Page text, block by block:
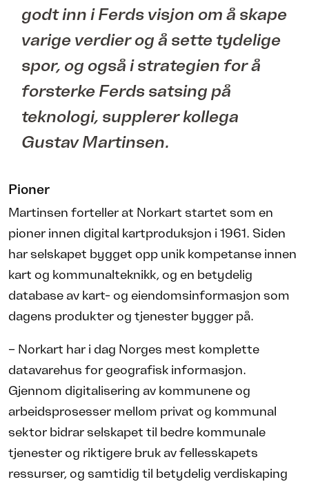
godt inn i Ferds visjon om å skape
varige verdier og å sette tydelige
spor, og også i strategien for å
forsterke Ferds satsing på
teknologi, supplerer kollega
Gustav Martinsen.
Pioner
Martinsen forteller at Norkart startet som en
pioner innen digital kartproduksjon i 1961. Siden
har selskapet bygget opp unik kompetanse innen
kart og kommunalteknikk, og en betydelig
database av kart- og eiendomsinformasjon som
dagens produkter og tjenester bygger på.
– Norkart har i dag Norges mest komplette
datavarehus for geografisk informasjon.
Gjennom digitalisering av kommunene og
arbeidsprosesser mellom privat og kommunal
sektor bidrar selskapet til bedre kommunale
tjenester og riktigere bruk av fellesskapets
ressurser, og samtidig til betydelig verdiskaping